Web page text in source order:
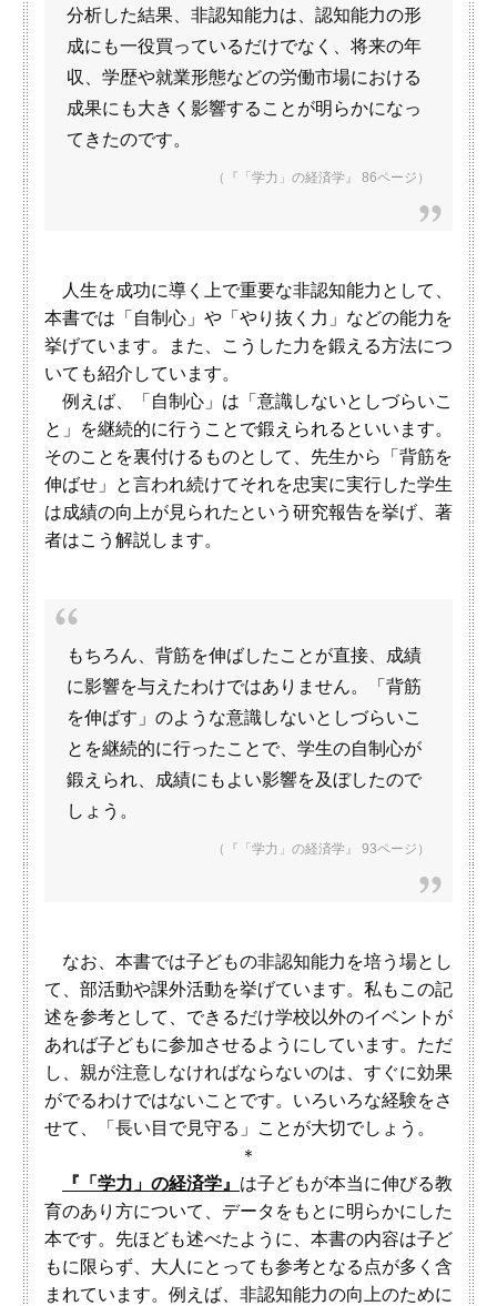
分析した結果、非認知能力は、認知能力の形
成にも一役買っているだけでなく、将来の年
収、学歴や就業形態などの労働市場における
成果にも大きく影響することが明らかになっ
てきたのです。
（『「学力」の経済学』 86ページ）
人生を成功に導く上で重要な非認知能力として、
本書では「自制心」や「やり抜く力」などの能力を
挙げています。また、こうした力を鍛える方法につ
いても紹介しています。
例えば、「自制心」は「意識しないとしづらいこ
と」を継続的に行うことで鍛えられるといいます。
そのことを裏付けるものとして、先生から「背筋を
伸ばせ」と言われ続けてそれを忠実に実行した学生
は成績の向上が見られたという研究報告を挙げ、著
者はこう解説します。
もちろん、背筋を伸ばしたことが直接、成績
に影響を与えたわけではありません。「背筋
を伸ばす」のような意識しないとしづらいこ
とを継続的に行ったことで、学生の自制心が
鍛えられ、成績にもよい影響を及ぼしたので
しょう。
（『「学力」の経済学』 93ページ）
なお、本書では子どもの非認知能力を培う場とし
て、部活動や課外活動を挙げています。私もこの記
述を参考として、できるだけ学校以外のイベントが
あれば子どもに参加させるようにしています。ただ
し、親が注意しなければならないのは、すぐに効果
がでるわけではないことです。いろいろな経験をさ
せて、「長い目で見守る」ことが大切でしょう。
＊
『「学力」の経済学』 は子どもが本当に伸びる教
育のあり方について、データをもとに明らかにした
本です。先ほども述べたように、本書の内容は子ど
もに限らず、大人にとっても参考となる点が多く含
まれています。例えば、非認知能力の向上のために